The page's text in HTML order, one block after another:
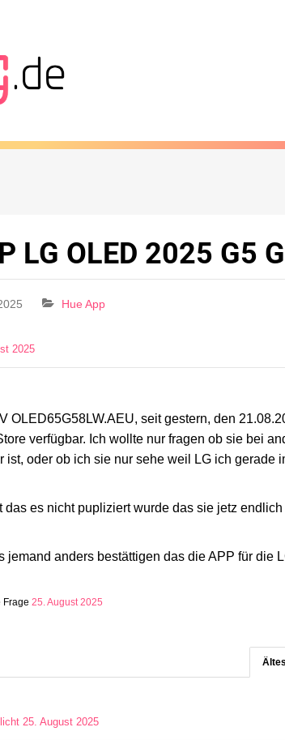
LG OLED 2025 G5
Hue App
2025
OLED65G58LW.AEU, seit gestern, den
verfügbar. Ich wollte nur fragen ob sie bei
ist, oder ob ich sie nur sehe weil LG ich gerade
das es nicht pupliziert wurde das sie jetz
jemand anders bestättigen das die APP für die
Frage 25. August 2025
25. August 2025